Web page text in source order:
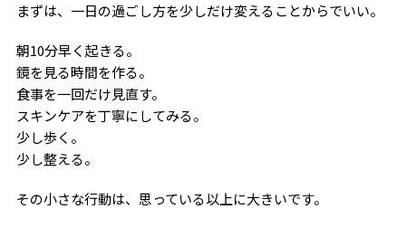
まずは、一日の過ごし方を少しだけ変えることからでいい。
朝10分早く起きる。
鏡を見る時間を作る。
食事を一回だけ見直す。
スキンケアを丁寧にしてみる。
少し歩く。
少し整える。
その小さな行動は、思っている以上に大きいです。